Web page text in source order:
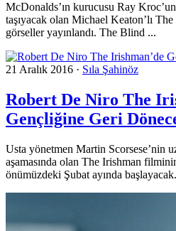
McDonalds’ın kurucusu Ray
taşıyacak olan Michael Keaton’lı
görseller yayınlandı. The Blind ...
21 Aralık 2016 · Sıla Şahinöz
Robert De Niro The
Gençliğine Geri
Usta yönetmen Martin Scorsese’nin
aşamasında olan The Irishman
önümüzdeki Şubat ayında